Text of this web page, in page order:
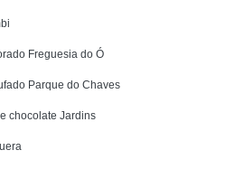
Freguesia do Ó
Parque do Chaves
chocolate Jardins